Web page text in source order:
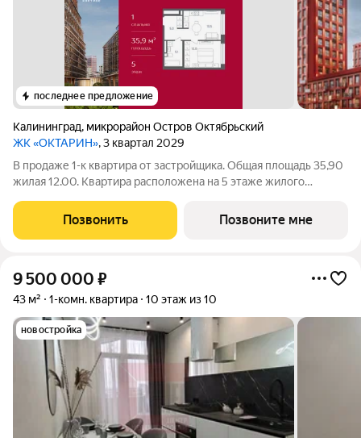
последнее предложение
Калининград, микрорайон Остров Октябрьский
ЖК «ОКТАРИН», 3 квартал 2029
В продаже 1-к квартира от застройщика. Общая площадь 35,90
жилая 12.00. Квартира расположена на 5 этаже жилого
года. ОКТАРИН - масштабный жилой квартал площадью 7
гектаров, расположенный
Позвонить Позвоните мне
9 500 000 ₽
43 м² 1-комн. квартира 10 этаж из 10
новостройка